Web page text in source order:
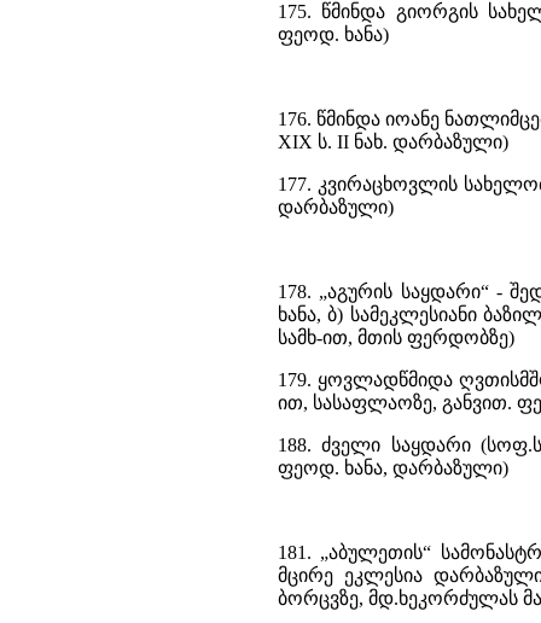
175. წმინდა გიორგის
ფეოდ. ხანა)
176. წმინდა იოანე
XIX ს. II ნახ. დარბაზული)
177. კვირაცხოვლის
დარბაზული)
178. „აგურის საყდარი“ -
ხანა, ბ) სამეკლესიანი
სამხ-ით, მთის ფერდობზე)
179. ყოვლადწმიდა
ით, სასაფლაოზე, განვით.
188. ძველი საყდარი
ფეოდ. ხანა, დარბაზული)
181. „აბულეთის“
მცირე ეკლესია
ბორცვზე, მდ.ხეკორძულას